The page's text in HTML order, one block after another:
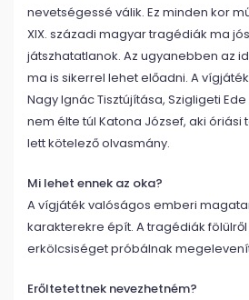
nevetségessé válik. Ez minden kor
XIX. századi magyar tragédiák ma
játszhatatlanok. Az ugyanebben az
ma is sikerrel lehet előadni. A
Nagy Ignác Tisztújítása, Szigligeti
nem élte túl Katona József, aki óriási
lett kötelező olvasmány.
Mi lehet ennek az oka?
A vígjáték valóságos emberi
karakterekre épít. A tragédiák
erkölcsiséget próbálnak
Erőltetettnek nevezhetném?